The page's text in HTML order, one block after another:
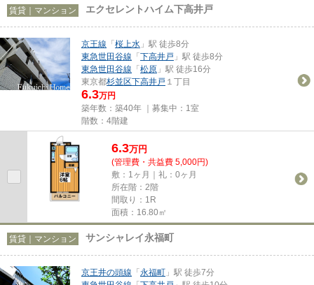
賃貸｜マンション エクセレントハイム下高井戸
京王線 「桜上水 」駅 徒歩8分
東急世田谷線 「下高井戸 」駅 徒歩8分
東急世田谷線 「松原 」駅 徒歩16分
東京都杉並区下高井戸 １丁目
6.3万円
築年数：築40年 ｜募集中： 1室
階数：4階建
6.3万円
(管理費・共益費 5,000円)
敷：1ヶ月｜礼：0ヶ月
所在階：2階
間取り：1R
面積：16.80㎡
賃貸｜マンション サンシャレイ永福町
京王井の頭線 「永福町 」駅 徒歩7分